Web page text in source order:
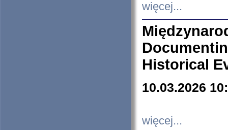
więcej...
Historical
10.03.2026
więcej...